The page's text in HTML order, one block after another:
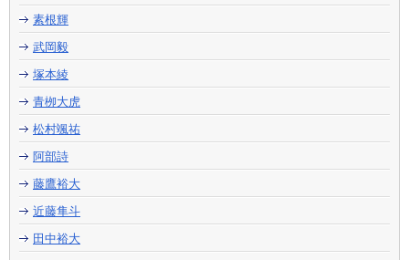
素根輝
武岡毅
塚本綾
青栁大虎
松村颯祐
阿部詩
藤鷹裕大
近藤隼斗
田中裕大